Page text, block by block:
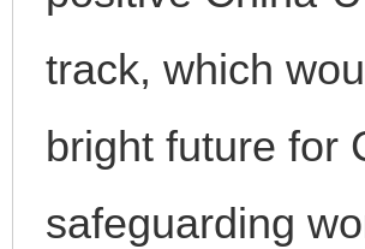
track, which
bright future for
safeguarding
完善运行机制助力责任有效落实